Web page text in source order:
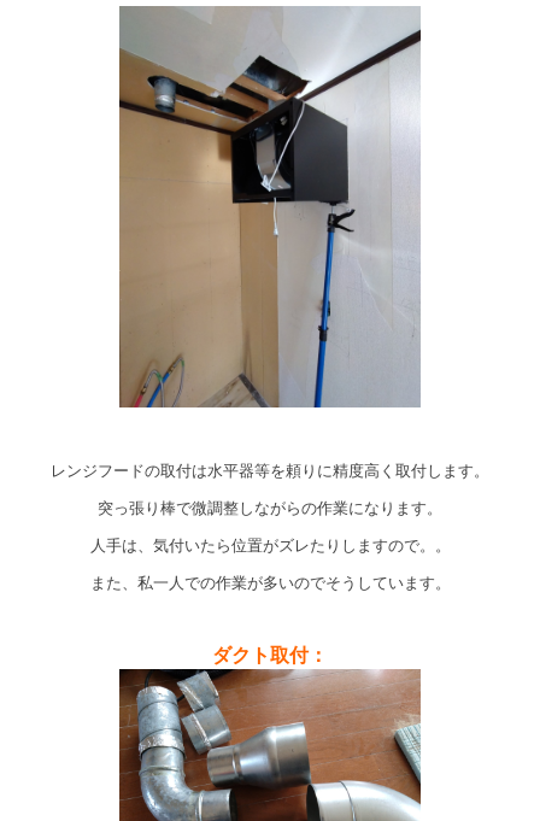
レンジフードの取付は水平器等を頼りに精度高く取付します。
突っ張り棒で微調整しながらの作業になります。
人手は、気付いたら位置がズレたりしますので。。
また、私一人での作業が多いのでそうしています。
ダクト取付：